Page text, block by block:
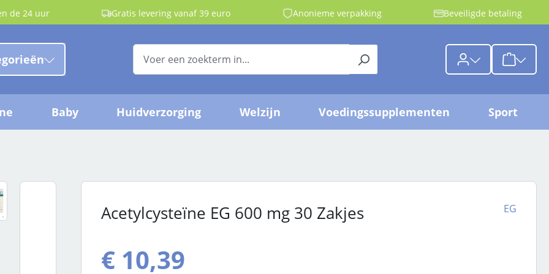
de 24 uur Gratis levering vanaf 39 euro Anonieme verpakking Beveiligde betaling
{1}De
Baby Huidverzorging Welzijn Voedingssupplementen Sport
Acetylcysteïne EG 600 mg 30 Zakjes EG
€ 10,39